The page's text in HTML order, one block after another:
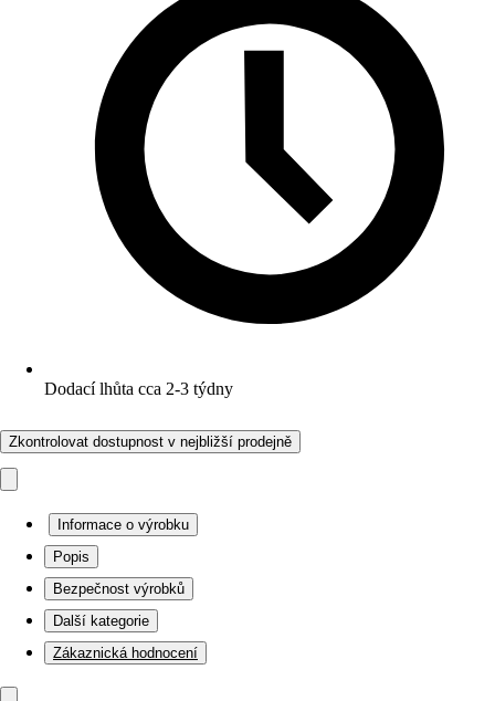
Dodací lhůta cca 2-3 týdny
Zkontrolovat dostupnost v nejbližší prodejně
Informace o výrobku
Popis
Bezpečnost výrobků
Další kategorie
Zákaznická hodnocení